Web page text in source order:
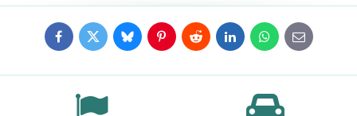
FacebookTwitterBlueskyPinterestRedditLinkedInWhatsApp
E-
mail